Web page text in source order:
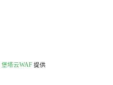
堡塔云WAF 提供